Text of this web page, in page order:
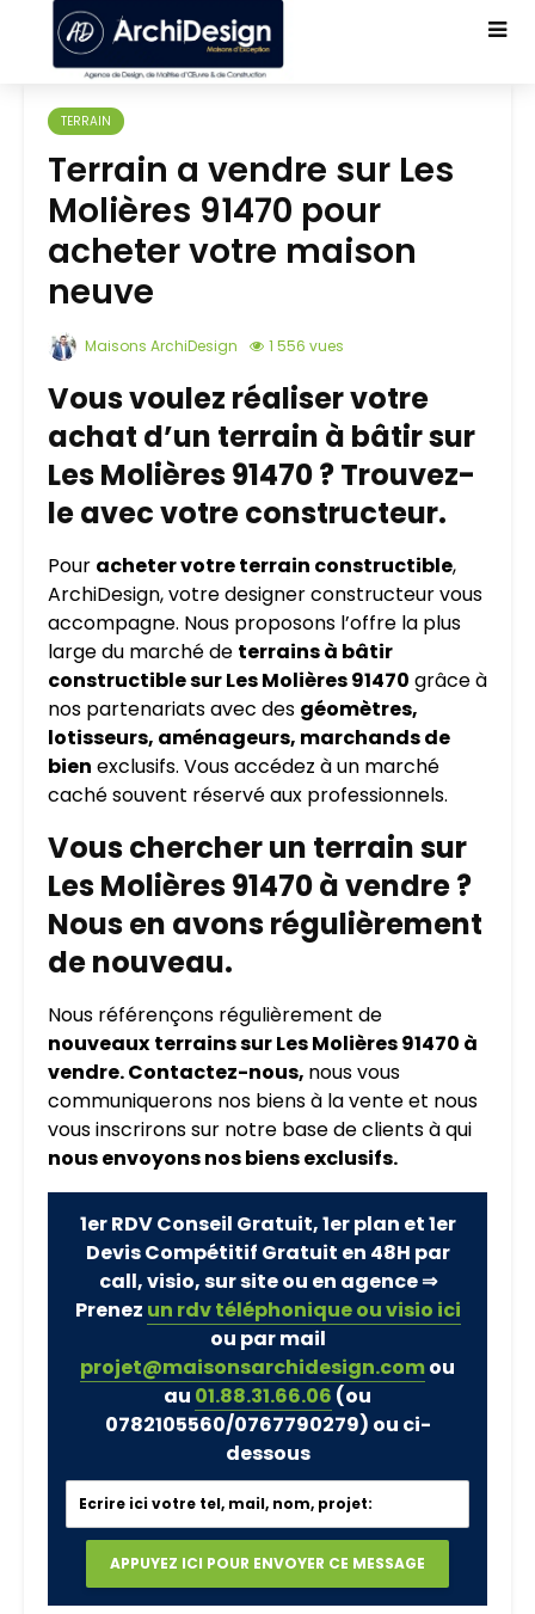
TERRAIN
Terrain a vendre sur Les
Molières 91470 pour
acheter votre maison
neuve
Maisons ArchiDesign 1 556 vues
Vous voulez réaliser votre
achat d’un terrain à bâtir sur
Les Molières 91470 ? Trouvez-
le avec votre constructeur.
Pour acheter votre terrain constructible,
ArchiDesign, votre designer constructeur vous
accompagne. Nous proposons l’offre la plus
large du marché de terrains à bâtir
constructible sur Les Molières 91470 grâce à
nos partenariats avec des géomètres,
lotisseurs, aménageurs, marchands de
bien exclusifs. Vous accédez à un marché
caché souvent réservé aux professionnels.
Vous chercher un terrain sur
Les Molières 91470 à vendre ?
Nous en avons régulièrement
de nouveau.
Nous référençons régulièrement de
nouveaux terrains sur Les Molières 91470 à
vendre. Contactez-nous, nous vous
communiquerons nos biens à la vente et nous
vous inscrirons sur notre base de clients à qui
nous envoyons nos biens exclusifs.
1er RDV Conseil Gratuit, 1er plan et 1er
Devis Compétitif Gratuit en 48H par
call, visio, sur site ou en agence ⇒
Prenez un rdv téléphonique ou visio ici
ou par mail
projet@maisonsarchidesign.comou
au 01.88.31.66.06 (ou
0782105560/0767790279) ou ci-
dessous